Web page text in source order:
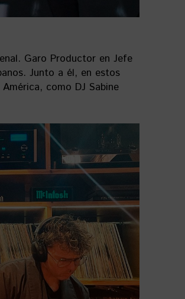
Garo Productor en Jefe
Junto a él, en estos
como DJ Sabine